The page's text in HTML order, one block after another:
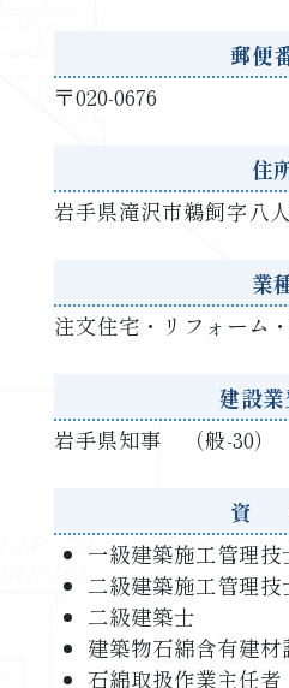
郵便
〒020-0676
住
岩手県滝沢市鵜飼字八
業
注文住宅・リフォーム
建設
岩手県知事 （般-30）
資
一級建築施工管理技
二級建築施工管理技
二級建築士
建築物石綿含有建材
石綿取扱作業主任者